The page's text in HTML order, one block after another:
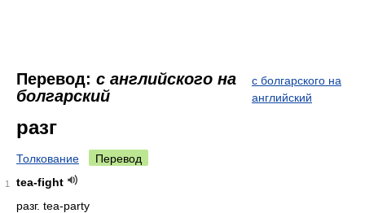
Перевод: с английского на
болгарский
с болгарского на
английский
разг
Толкование Перевод
1
tea-fight
разг. tea-party